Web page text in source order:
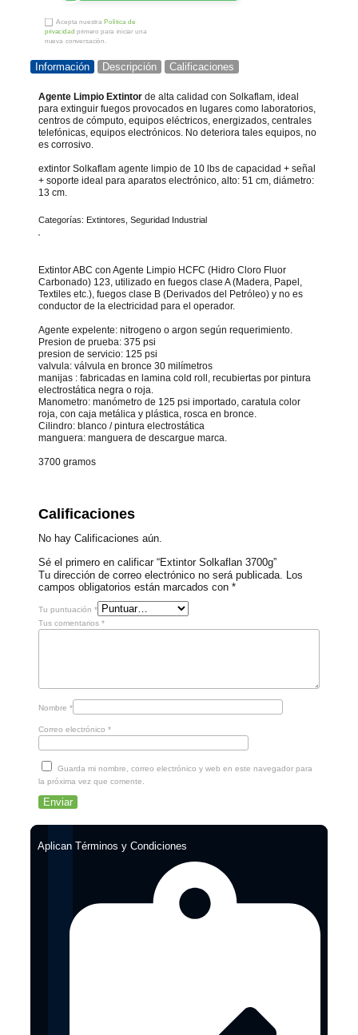
Acepta nuestraPolítica de
privacidad primero para iniciar una
nueva conversación.
Información Descripción Calificaciones
Agente Limpio Extintor de alta calidad con Solkaflam, ideal
para extinguir fuegos provocados en lugares como laboratorios,
centros de cómputo, equipos eléctricos, energizados, centrales
telefónicas, equipos electrónicos. No deteriora tales equipos, no
es corrosivo.
extintor Solkaflam agente limpio de 10 lbs de capacidad + señal
+ soporte ideal para aparatos electrónico, alto: 51 cm, diámetro:
13 cm.
Categorías: Extintores Seguridad Industrial
Extintor ABC con Agente Limpio HCFC (Hidro Cloro Fluor
Carbonado) 123, utilizado en fuegos clase A (Madera, Papel,
Textiles etc.), fuegos clase B (Derivados del Petróleo) y no es
conductor de la electricidad para el operador.
Agente expelente: nitrogeno o argon según requerimiento.
Presion de prueba: 375 psi
presion de servicio: 125 psi
valvula: válvula en bronce 30 milímetros
manijas : fabricadas en lamina cold roll, recubiertas por pintura
electrostática negra o roja.
Manometro: manómetro de 125 psi importado, caratula color
roja, con caja metálica y plástica, rosca en bronce.
Cilindro: blanco / pintura electrostática
manguera: manguera de descargue marca.
3700 gramos
Calificaciones
No hay Calificaciones aún.
Sé el primero en calificar “Extintor Solkaflan 3700g”
Tu dirección de correo electrónico no será publicada. Los
campos obligatorios están marcados con *
Tu puntuación *
Tus comentarios *
Nombre *
Correo electrónico *
Guarda mi nombre, correo electrónico y web en este navegador para
la próxima vez que comente.
Aplican Términos y Condiciones